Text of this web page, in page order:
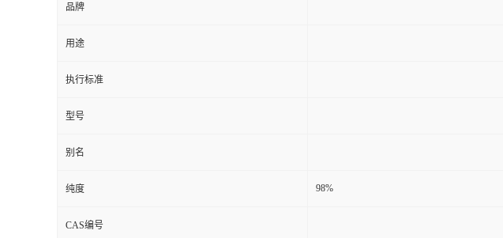
品牌
用途
执行标准
型号
别名
纯度 98%
CAS编号